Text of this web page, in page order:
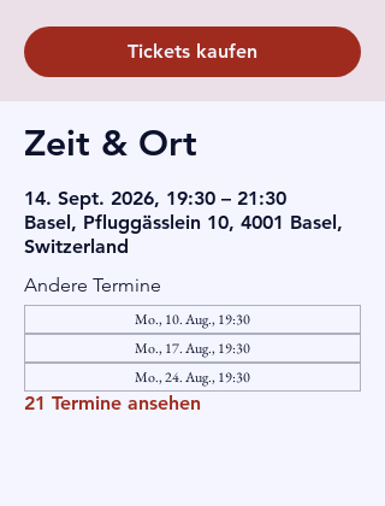
Tickets kaufen
Zeit & Ort
14. Sept. 2026, 19:30 – 21:30
Basel, Pfluggässlein 10, 4001 Basel,
Switzerland
Andere Termine
Mo., 10. Aug., 19:30
Mo., 17. Aug., 19:30
Mo., 24. Aug., 19:30
21 Termine ansehen